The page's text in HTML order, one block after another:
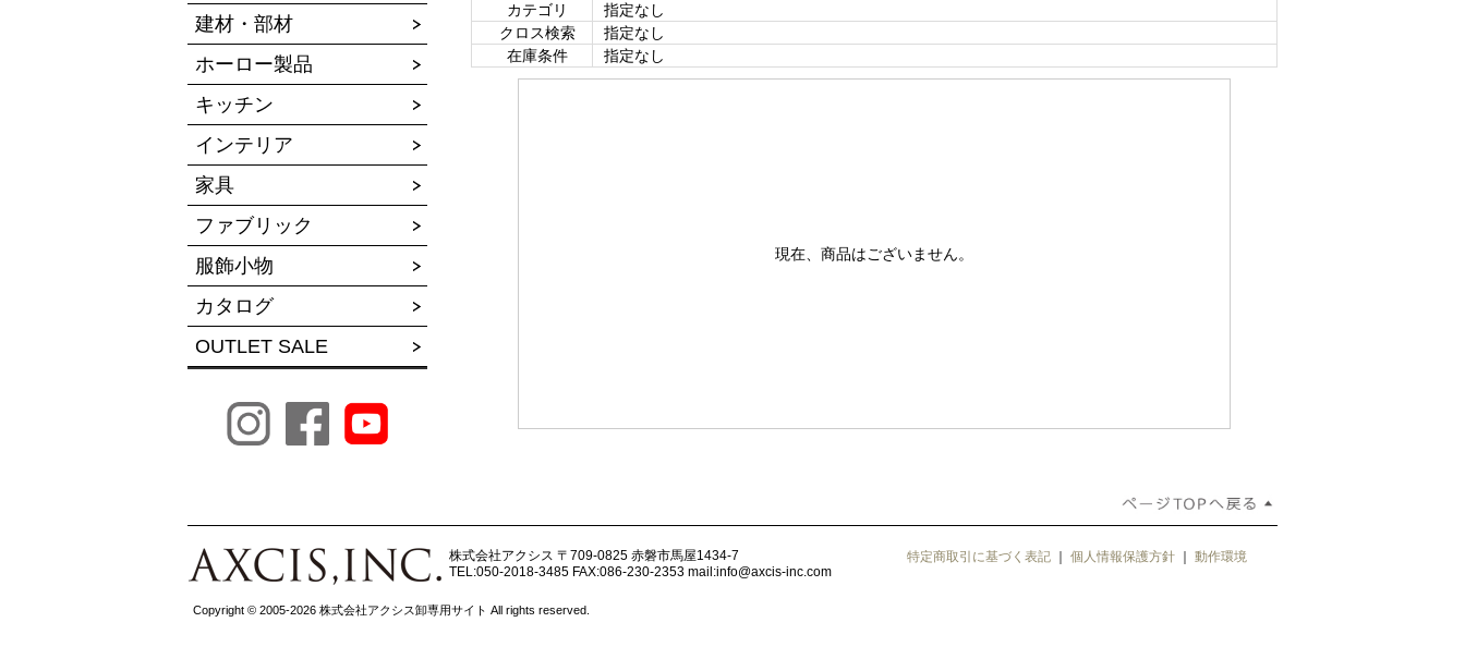
建材・部材
ホーロー製品
キッチン
インテリア
家具
ファブリック
服飾小物
カタログ
OUTLET SALE
カテゴリ
指定なし
クロス検索
指定なし
在庫条件
指定なし
現在、商品はございません。
株式会社アクシス 〒709-0825 赤磐市馬屋1434-7
TEL:050-2018-3485 FAX:086-230-2353 mail:info@axcis-inc.com
特定商取引に基づく表記 ｜ 個人情報保護方針 ｜ 動作環境
Copyright © 2005-2026 株式会社アクシス卸専用サイト All rights reserved.